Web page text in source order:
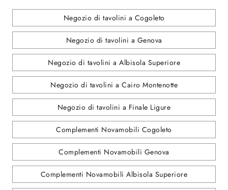
Negozio di tavolini a Cogoleto
Negozio di tavolini a Genova
Negozio di tavolini a Albisola Superiore
Negozio di tavolini a Cairo Montenotte
Negozio di tavolini a Finale Ligure
Complementi Novamobili Cogoleto
Complementi Novamobili Genova
Complementi Novamobili Albisola Superiore